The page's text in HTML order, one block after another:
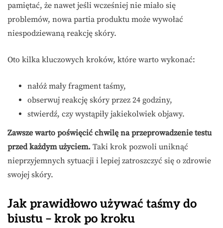
pamiętać, że nawet jeśli wcześniej nie miało się
problemów, nowa partia produktu może wywołać
niespodziewaną reakcję skóry.
Oto kilka kluczowych kroków, które warto wykonać:
nałóż mały fragment taśmy,
obserwuj reakcję skóry przez 24 godziny,
stwierdź, czy wystąpiły jakiekolwiek objawy.
Zawsze warto poświęcić chwilę na przeprowadzenie testu
przed każdym użyciem. Taki krok pozwoli uniknąć
nieprzyjemnych sytuacji i lepiej zatroszczyć się o zdrowie
swojej skóry.
Jak prawidłowo używać taśmy do
biustu – krok po kroku